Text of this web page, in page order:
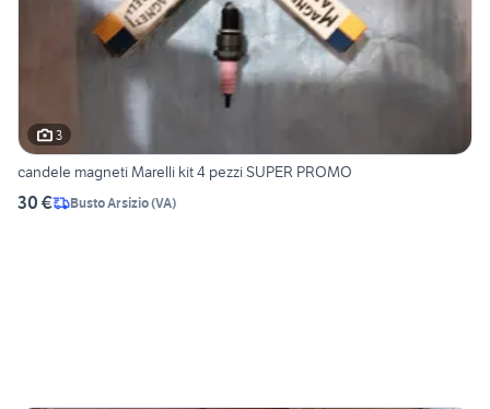
3
candele magneti Marelli kit 4 pezzi SUPER PROMO
30 € Busto Arsizio(VA)